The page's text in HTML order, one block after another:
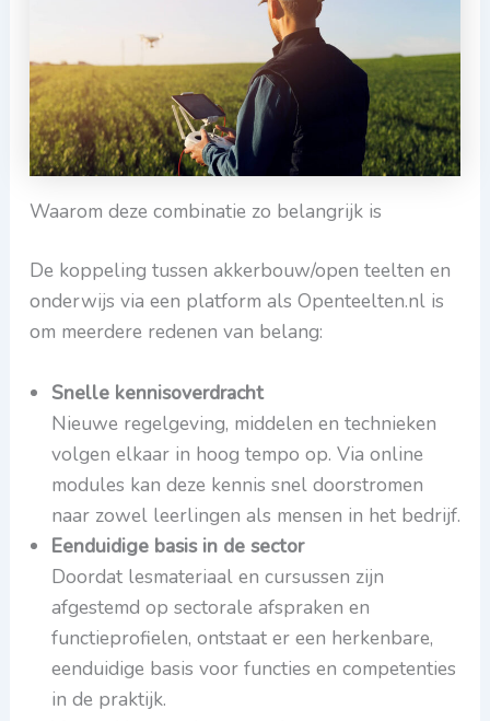
Waarom deze combinatie zo belangrijk is
De koppeling tussen akkerbouw/open teelten en
onderwijs via een platform als Openteelten.nl is
om meerdere redenen van belang:
Snelle kennisoverdracht
Nieuwe regelgeving, middelen en technieken
volgen elkaar in hoog tempo op. Via online
modules kan deze kennis snel doorstromen
naar zowel leerlingen als mensen in het bedrijf.
Eenduidige basis in de sector
Doordat lesmateriaal en cursussen zijn
afgestemd op sectorale afspraken en
functieprofielen, ontstaat er een herkenbare,
eenduidige basis voor functies en competenties
in de praktijk.